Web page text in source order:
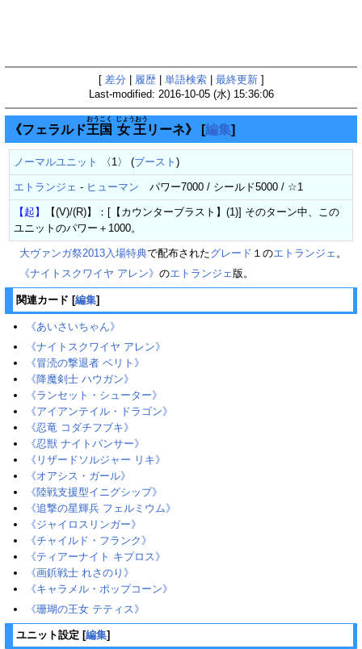
[ 差分 履歴| 単語検索| 最終更新]
Last-modified: 2016-10-05 (水) 15:36:06
《フェラルド王国
おうこく
女王
じょうおう
リーネ》 [編集]
ノーマルユニット 〈1〉 (ブースト )
エトランジェ - ヒューマン パワー7000 / シールド5000 / ☆1
【起】
【(V)/(R)】：[【カウンターブラスト】(1)] そのターン中、この
ユニットのパワー＋1000。
大ヴァンガ祭2013入場特典で配布されたグレード １のエトランジェ 。
《ナイトスクワイヤ アレン》 のエトランジェ 版。
関連カード [編集]
《あいさいちゃん》
《ナイトスクワイヤ アレン》
《冒涜の撃退者 ベリト》
《降魔剣士 ハウガン》
《ランセット・シューター》
《アイアンテイル・ドラゴン》
《忍竜 コダチフブキ》
《忍獣 ナイトパンサー》
《リザードソルジャー リキ》
《オアシス・ガール》
《陸戦支援型イニグシップ》
《追撃の星輝兵 フェルミウム》
《ジャイロスリンガー》
《チャイルド・フランク》
《ティアーナイト キプロス》
《画鋲戦士 れさのり》
《キャラメル・ポップコーン》
《珊瑚の王女 テティス》
ユニット設定 [編集]